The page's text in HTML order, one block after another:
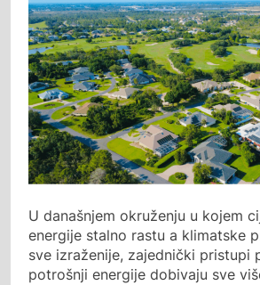
U današnjem okruženju u kojem
energije stalno rastu a klimatske
sve izraženije, zajednički pristupi
potrošnji energije dobivaju sve